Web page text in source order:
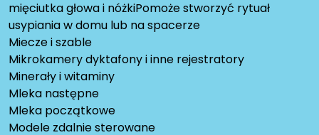
mięciutka głowa i nóżkiPomoże stworzyć rytuał
usypiania w domu lub na spacerze
Miecze i szable
Mikrokamery dyktafony i inne rejestratory
Minerały i witaminy
Mleka następne
Mleka początkowe
Modele zdalnie sterowane